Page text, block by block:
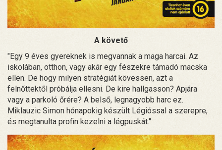
A követő
"Egy 9 éves gyereknek is megvannak a maga harcai. Az
iskolában, otthon, vagy akár egy fészekre támadó macska
ellen. De hogy milyen stratégiát kövessen, azt a
felnőttektől próbálja ellesni. De kire hallgasson? Apjára
vagy a parkoló őrére? A belső, legnagyobb harc ez.
Miklauzic Simon hónapokig készült Légióssal a szerepre,
és megtanulta profin kezelni a légpuskát."